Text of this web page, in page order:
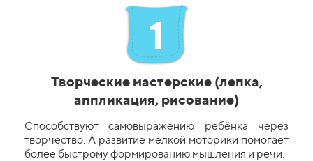
1
Творческие мастерские (лепка,
аппликация, рисование)
Способствуют самовыражению ребёнка через
творчество. А развитие мелкой моторики помогает
более быстрому формированию мышления и речи.